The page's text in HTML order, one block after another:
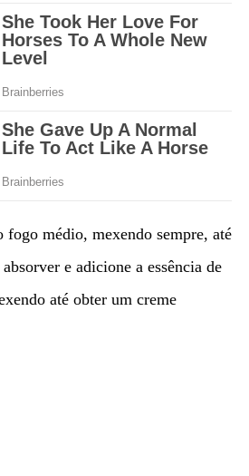
fogo médio, mexendo sempre, até
e adicione a essência de
até obter um creme